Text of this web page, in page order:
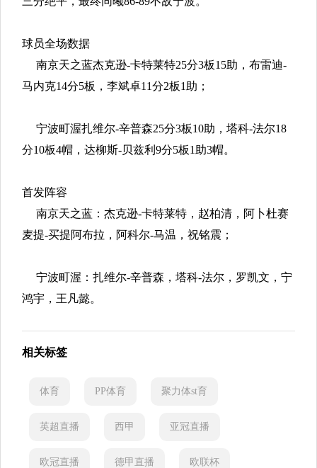
球员全场数据
南京天之蓝杰克逊-卡特莱特25分3板15助，布雷迪-
马内克14分5板，李斌卓11分2板1助；
宁波町渥扎维尔-辛普森25分3板10助，塔科-法尔18
分10板4帽，达柳斯-贝兹利9分5板1助3帽。
首发阵容
南京天之蓝：杰克逊-卡特莱特，赵柏清，阿卜杜赛
麦提-买提阿布拉，阿科尔-马温，祝铭震；
宁波町渥：扎维尔-辛普森，塔科-法尔，罗凯文，宁
鸿宇，王凡懿。
相关标签
体育 PP体育 聚力体st育
英超直播 西甲 亚冠直播
欧冠直播 德甲直播 欧联杯